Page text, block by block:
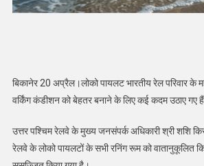
बिकानेर 20 अप्रैल।लोको पायलट भारतीय रेल परिवार के
वर्किंग कंडीशन को बेहतर बनाने के लिए कई कदम उठाए गए
उत्तर पश्चिम रेलवे के मुख्य जनसंपर्क अधिकारी श्री शशि
रेलवे के लोको पायलटों के सभी रनिंग रूम को वातानुकूलित